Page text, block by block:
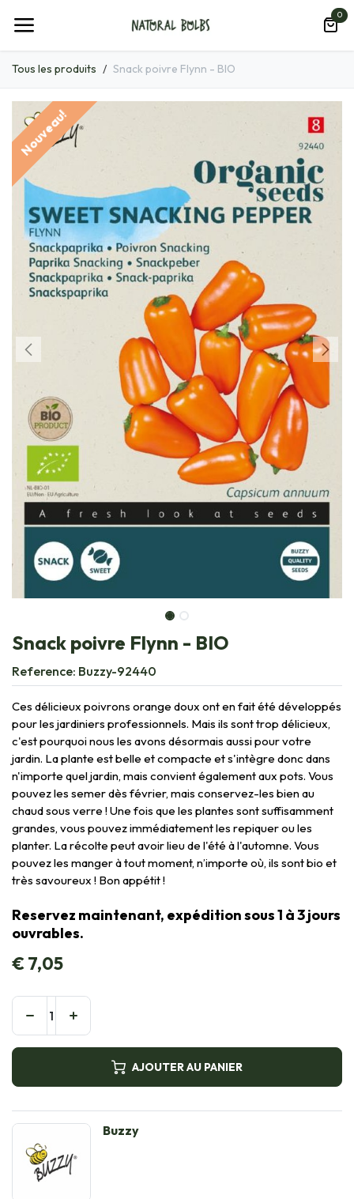
0
Tous les produits Snack poivre Flynn - BIO
Nouveau!
Snack poivre Flynn - BIO
Reference: Buzzy-92440
Ces délicieux poivrons orange doux ont en fait été développés
pour les jardiniers professionnels. Mais ils sont trop délicieux,
c'est pourquoi nous les avons désormais aussi pour votre
jardin. La plante est belle et compacte et s'intègre donc dans
n'importe quel jardin, mais convient également aux pots. Vous
pouvez les semer dès février, mais conservez-les bien au
chaud sous verre ! Une fois que les plantes sont suffisamment
grandes, vous pouvez immédiatement les repiquer ou les
planter. La récolte peut avoir lieu de l'été à l'automne. Vous
pouvez les manger à tout moment, n’importe où, ils sont bio et
très savoureux ! Bon appétit !
Reservez maintenant, expédition sous 1 à 3 jours
ouvrables.
€7,05
AJOUTER AU PANIER
Buzzy